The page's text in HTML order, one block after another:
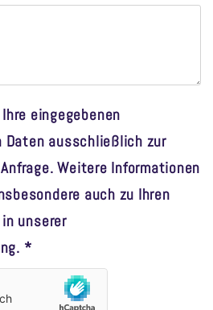
eingegebenen
Daten ausschließlich zur
Weitere Informationen
auch zu Ihren
unserer
*